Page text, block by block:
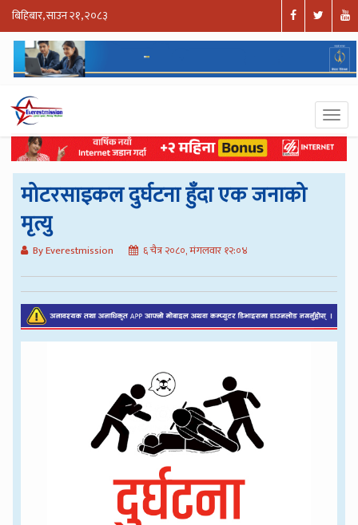
बिहिबार, साउन २१, २०८३
मोटरसाइकल दुर्घटना हुँदा एक जनाको
मृत्यु
By Everestmission ६ चैत्र २०८०, मंगलवार १२:०४